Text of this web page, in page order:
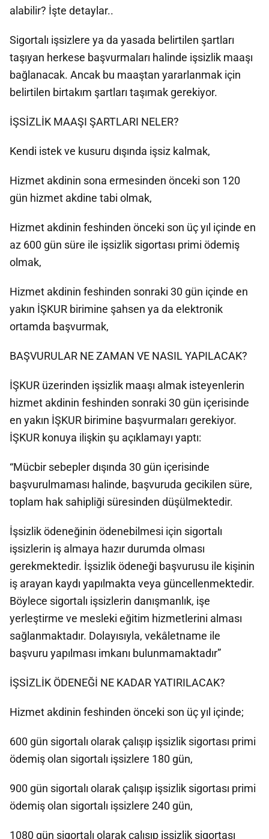
alabilir? İşte detaylar..
Sigortalı işsizlere ya da yasada belirtilen şartları
taşıyan herkese başvurmaları halinde işsizlik maaşı
bağlanacak. Ancak bu maaştan yararlanmak için
belirtilen birtakım şartları taşımak gerekiyor.
İŞSİZLİK MAAŞI ŞARTLARI NELER?
Kendi istek ve kusuru dışında işsiz kalmak,
Hizmet akdinin sona ermesinden önceki son 120
gün hizmet akdine tabi olmak,
Hizmet akdinin feshinden önceki son üç yıl içinde en
az 600 gün süre ile işsizlik sigortası primi ödemiş
olmak,
Hizmet akdinin feshinden sonraki 30 gün içinde en
yakın İŞKUR birimine şahsen ya da elektronik
ortamda başvurmak,
BAŞVURULAR NE ZAMAN VE NASIL YAPILACAK?
İŞKUR üzerinden işsizlik maaşı almak isteyenlerin
hizmet akdinin feshinden sonraki 30 gün içerisinde
en yakın İŞKUR birimine başvurmaları gerekiyor.
İŞKUR konuya ilişkin şu açıklamayı yaptı:
“Mücbir sebepler dışında 30 gün içerisinde
başvurulmaması halinde, başvuruda gecikilen süre,
toplam hak sahipliği süresinden düşülmektedir.
İşsizlik ödeneğinin ödenebilmesi için sigortalı
işsizlerin iş almaya hazır durumda olması
gerekmektedir. İşsizlik ödeneği başvurusu ile kişinin
iş arayan kaydı yapılmakta veya güncellenmektedir.
Böylece sigortalı işsizlerin danışmanlık, işe
yerleştirme ve mesleki eğitim hizmetlerini alması
sağlanmaktadır. Dolayısıyla, vekâletname ile
başvuru yapılması imkanı bulunmamaktadır”
İŞSİZLİK ÖDENEĞİ NE KADAR YATIRILACAK?
Hizmet akdinin feshinden önceki son üç yıl içinde;
600 gün sigortalı olarak çalışıp işsizlik sigortası primi
ödemiş olan sigortalı işsizlere 180 gün,
900 gün sigortalı olarak çalışıp işsizlik sigortası primi
ödemiş olan sigortalı işsizlere 240 gün,
1080 gün sigortalı olarak çalışıp işsizlik sigortası